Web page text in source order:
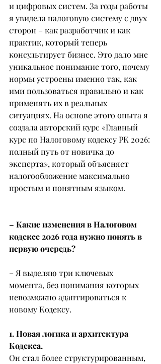
и цифровых систем. За годы работы
я увидела налоговую систему с двух
сторон – как разработчик и как
практик, который теперь
консультирует бизнес. Это дало мне
уникальное понимание того, почему
нормы устроены именно так, как
ими пользоваться правильно и как
применять их в реальных
ситуациях. На основе этого опыта я
создала авторский курс «Главный
курс по Налоговому кодексу РК 2026:
полный путь от новичка до
эксперта», который объясняет
налогообложение максимально
простым и понятным языком.
– Какие изменения в Налоговом
кодексе 2026 года нужно понять в
первую очередь?
– Я выделяю три ключевых
момента, без понимания которых
невозможно адаптироваться к
новому Кодексу.
1. Новая логика и архитектура
Кодекса.
Он стал более структурированным,